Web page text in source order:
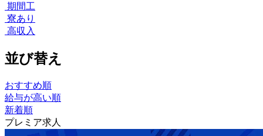
期間工
寮あり
高収入
並び替え
おすすめ順
給与が高い順
新着順
プレミア求人